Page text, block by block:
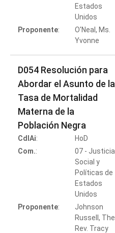
Estados
Unidos
Proponente:
O'Neal, Ms.
Yvonne
D054 Resolución para
Abordar el Asunto de la
Tasa de Mortalidad
Materna de la
Población Negra
CdlAi:
HoD
Com.:
07 - Justicia
Social y
Políticas de
Estados
Unidos
Proponente:
Johnson
Russell, The
Rev. Tracy